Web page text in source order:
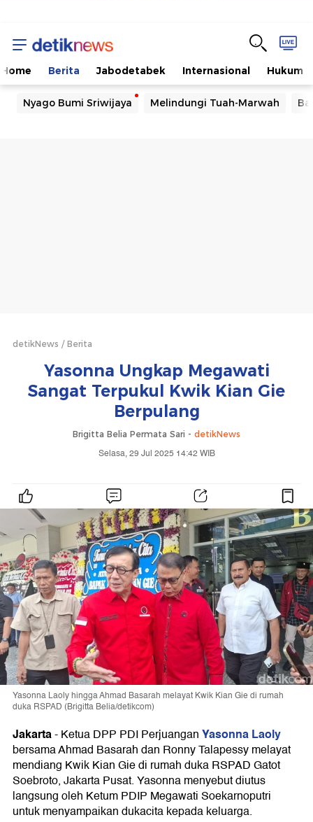
Home Berita Jabodetabek Internasional Hukum
Nyago Bumi Sriwijaya Melindungi Tuah-Marwah
detikNews Berita
Yasonna Ungkap Megawati
Sangat Terpukul Kwik Kian Gie
Berpulang
Brigitta Belia Permata Sari - detikNews
Selasa, 29 Jul 2025 14:42 WIB
Yasonna Laoly hingga Ahmad Basarah melayat Kwik Kian Gie di rumah
duka RSPAD (Brigitta Belia/detikcom)
Jakarta-Ketua DPP PDI PerjuanganYasonna Laoly
bersama Ahmad Basarah dan Ronny Talapessy melayat
mendiang Kwik Kian Gie di rumah duka RSPAD Gatot
Soebroto, Jakarta Pusat. Yasonna menyebut diutus
langsung oleh Ketum PDIP Megawati Soekarnoputri
untuk menyampaikan dukacita kepada keluarga.